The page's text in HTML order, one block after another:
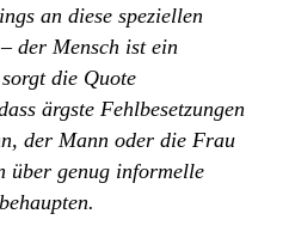
an diese speziellen
der Mensch ist ein
die Quote
ärgste Fehlbesetzungen
der Mann oder die Frau
über genug informelle